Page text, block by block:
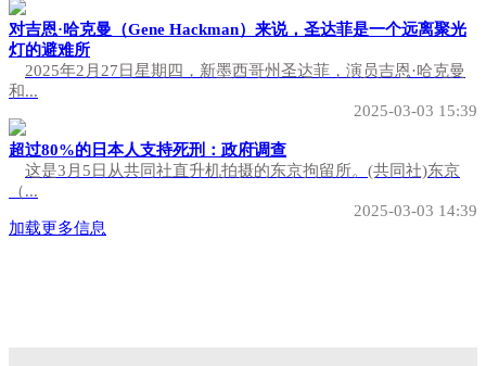
对吉恩·哈克曼（Gene Hackman）来说，圣达菲是一个远离聚光
灯的避难所
2025年2月27日星期四，新墨西哥州圣达菲，演员吉恩·哈克曼
和...
2025-03-03 15:39
超过80%的日本人支持死刑：政府调查
这是3月5日从共同社直升机拍摄的东京拘留所。(共同社)东京
（...
2025-03-03 14:39
加载更多信息